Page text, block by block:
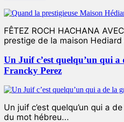
FÊTEZ ROCH HACHANA
prestige de la maison
Un Juif c’est quelqu’un qui
Francky Perez
Un juif c’est quelqu’un qui a
du mot hébreu...